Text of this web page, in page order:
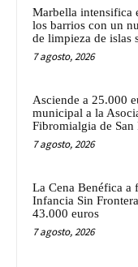
Marbella intensifica
los barrios con un
de limpieza de islas
7 agosto, 2026
Asciende a 25.000
municipal a la
Fibromialgia de San
7 agosto, 2026
La Cena Benéfica a
Infancia Sin
43.000 euros
7 agosto, 2026